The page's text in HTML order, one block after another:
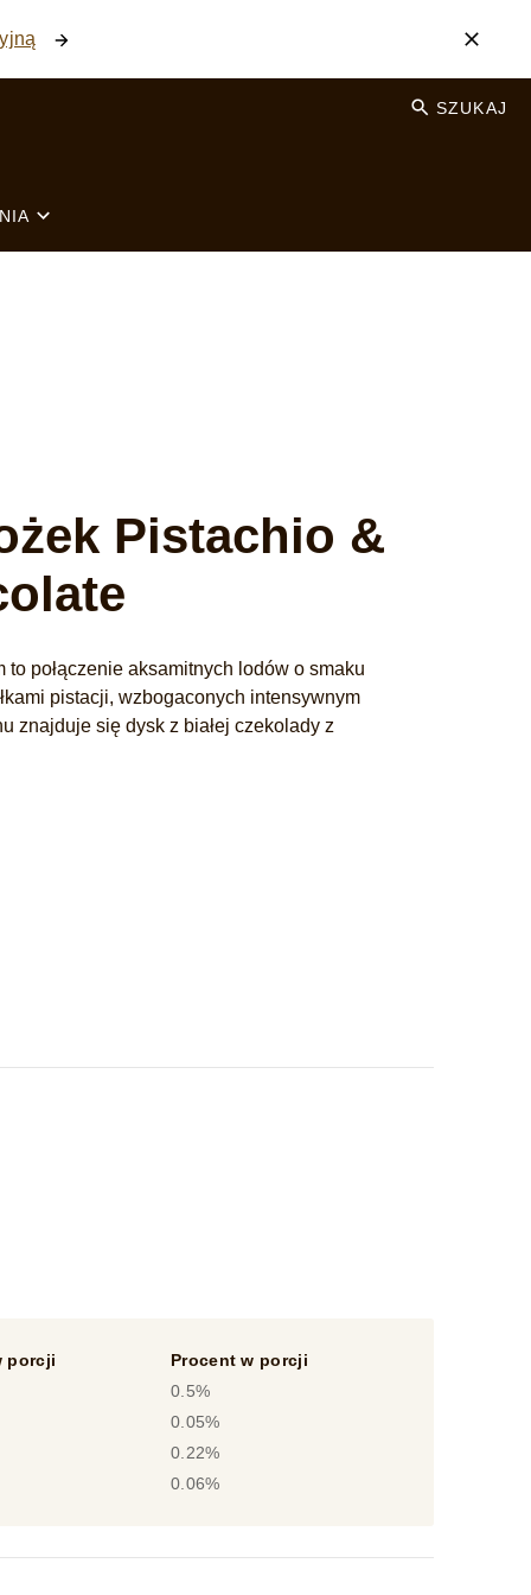
SZUKAJ
Pistachio &
połączenie aksamitnych lodów o smaku
pistacji, wzbogaconych intensywnym
znajduje się dysk z białej czekolady z
porcji
Procent w porcji
0.5%
0.05%
0.22%
0.06%